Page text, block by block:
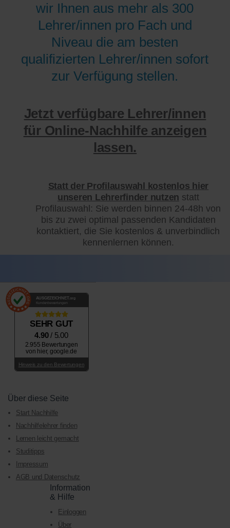
wir Ihnen aus mehr als 300
Lehrer/innen pro Fach und
Niveau die am besten
qualifizierten Lehrer/innen sofort
zur Verfügung stellen.
Jetzt verfügbare Lehrer/innen
für Online-Nachhilfe anzeigen
lassen.
Statt der Profilauswahl kostenlos hier
unseren Lehrerfinder nutzen statt
Profilauswahl: Sie werden binnen 24-48h von
bis zu zwei optimal passenden Kandidaten
kontaktiert, die Sie kostenlos & unverbindlich
kennenlernen können.
AUSGEZEICHNET .org
Kundenbewertungen
SEHR GUT
4.90/ 5.00
2.955 Bewertungen
von hier, google.de
Hinweis zu den Bewertungen
Über diese Seite
Start Nachhilfe
Nachhilfelehrer finden
Lernen leicht gemacht
Studitipps
Impressum
AGB und Datenschutz
Information
& Hilfe
Einloggen
Über